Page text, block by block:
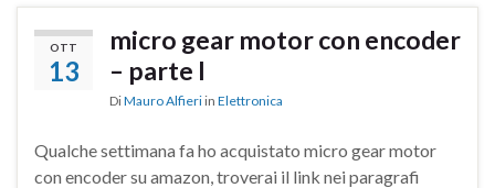
OTT
13
micro gear motor con encoder
– parte I
DiMauro Alfieri in Elettronica
Qualche settimana fa ho acquistato micro gear motor
con encoder su amazon, troverai il link nei paragrafi